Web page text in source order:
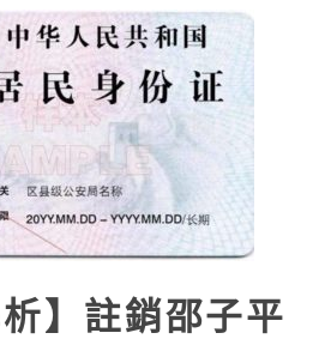
析】註銷邵子平